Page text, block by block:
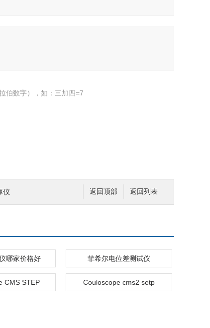
伯数字），如：三加四=7
返回列表
返回顶部
仪
哪家价格好 菲希尔电位差测试仪
CMS STEP Couloscope cms2 setp